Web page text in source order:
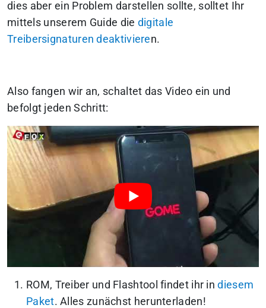
dies aber ein Problem darstellen sollte, solltet Ihr
mittels unserem Guide die digitale
Treibersignaturen deaktivieren.
Also fangen wir an, schaltet das Video ein und
befolgt jeden Schritt:
ROM, Treiber und Flashtool findet ihr indiesem
Paket. Alles zunächst herunterladen!